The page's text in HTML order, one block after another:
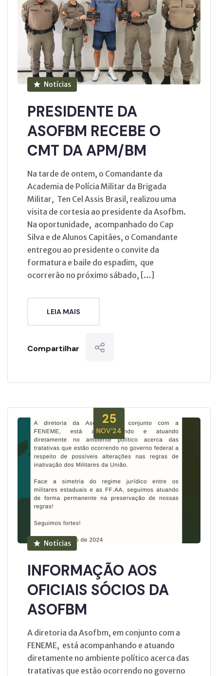
Notícias
PRESIDENTE DA
ASOFBM RECEBE O
CMT DA APM/BM
Na tarde de ontem, o Comandante da
Academia de Polícia Militar da Brigada
Militar, Ten Cel Assis Brasil, realizou uma
visita de cortesia ao presidente da Asofbm.
Na oportunidade, acompanhado do Cap
Silva e de Alunos Capitães, o Comandante
entregou ao presidente o convite da
formatura e baile do espadim, que
ocorrerão no próximo sábado, […]
LEIA MAIS
Compartilhar
25
NOV’24
Notícias
INFORMAÇÃO AOS
OFICIAIS SÓCIOS DA
ASOFBM
A diretoria da Asofbm, em conjunto com a
FENEME, está acompanhando e atuando
diretamente no ambiente político acerca das
tratativas que estão ocorrendo no governo